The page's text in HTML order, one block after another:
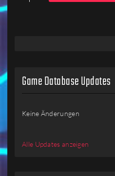
Game Database Updates
Keine Änderungen
Alle Updates anzeigen